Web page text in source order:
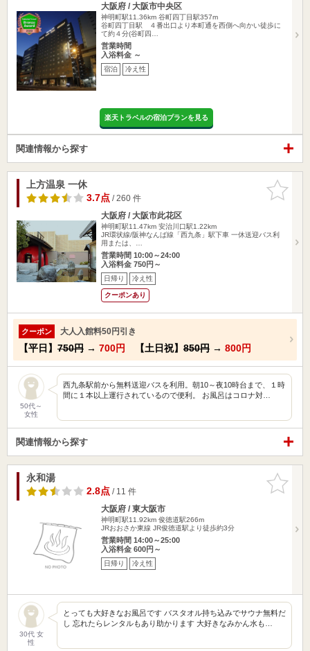
大阪府 / 大阪市中央区
神明町駅11.36km 谷町四丁目駅357m
谷町四丁目駅 ４番出口より本町通を西側へ向かい徒歩に
て約４分(谷町四…
営業時間
入浴料金 ～
宿泊 冷え性
楽天トラベルの宿泊プランを見る
関連情報から探す
お気に入
りに追加
上方温泉 一休
3.7点/ 260 件
大阪府 / 大阪市此花区
神明町駅11.47km 安治川口駅1.22km
JR環状線/阪神なんば線「西九条」駅下車 一休送迎バス利
用または、…
営業時間 10:00～24:00
入浴料金 750円～
日帰り 冷え性
クーポンあり
クーポン 大人入館料50円引き
【平日】 750円 → 700円 【土日祝】 850円 → 800円
50代～
女性
西九条駅前から無料送迎バスを利用。朝10～夜10時台まで、１時
間に１本以上運行されているので便利。 お風呂はコロナ対…
関連情報から探す
お気に入
りに追加
永和湯
2.8点/ 11 件
大阪府 / 東大阪市
神明町駅11.92km 俊徳道駅266m
JRおおさか東線 JR俊徳道駅より徒歩約3分
営業時間 14:00～25:00
入浴料金 600円～
日帰り 冷え性
30代 女
性
とっても大好きなお風呂です バスタオル持ち込みでサウナ無料だ
し 忘れたらレンタルもあり助かります 大好きなみかん水も…